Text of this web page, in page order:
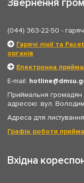
Звернення
(044) 363-22-50 -
Гарячі лінії та
органів
Електронна
E-mail: hotline
Приймальня
адресою: вул.
Адреса для
Графік роботи
Вхідна